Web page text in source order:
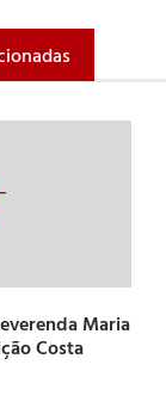
Maria
Costa